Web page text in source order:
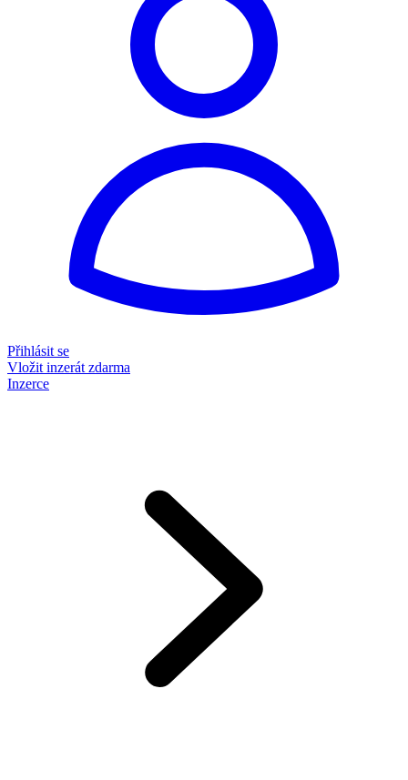
Přihlásit se
Vložit inzerát zdarma
Inzerce